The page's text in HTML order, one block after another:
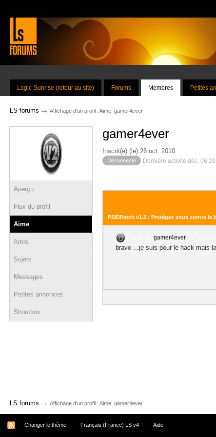
Logic-Sunrise (retour au site) Forums Membres Petites
LS forums → Affichage d'un profil : Aime: gamer4ever
Aperçu
Flux du profil
Aime
Amis
Sujets
Messages
Petites annonces
Shoutbox
gamer4ever
Inscrit(e) (le) 26 oct. 2010
Déconnecté Dernière activité déc. 06
PSIDPatch v1.5 : Protégez vous contre le
gamer4ever
bravo ...je suis pour le hack mais
LS forums → Affichage d'un profil : Aime: gamer4ever
Changer le thème Français (France) LS v4 Aide